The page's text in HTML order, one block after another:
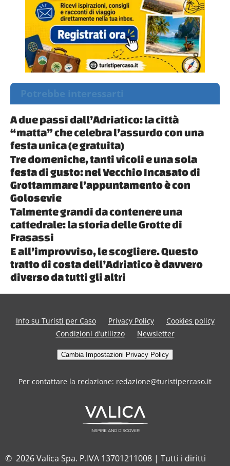
Potrebbe interessarti
A due passi dall’Adriatico: la città
“matta” che celebra l’assurdo con una
festa unica (e gratuita)
Tre domeniche, tanti vicoli e una sola
festa di gusto: nel Vecchio Incasato di
Grottammare l’appuntamento è con
Golosevie
Talmente grandi da contenere una
cattedrale: la storia delle Grotte di
Frasassi
E all’improvviso, le scogliere. Questo
tratto di costa dell’Adriatico è davvero
diverso da tutti gli altri
Info su Turisti per Caso Privacy Policy
Cookies policy
Condizioni d’utilizzo
Newsletter
Cambia Impostazioni Privacy Policy
Per contattare la redazione: redazione@turistipercaso.it
© 2026 Valica Spa. P.IVA 13701211008 | Tutti i diritti